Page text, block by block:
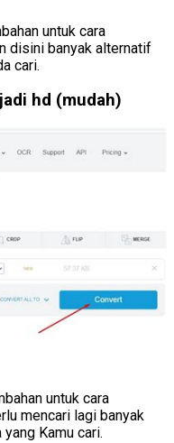
untuk cara
disini banyak alternatif
cari.
hd (mudah)
untuk cara
mencari lagi banyak
Kamu cari.